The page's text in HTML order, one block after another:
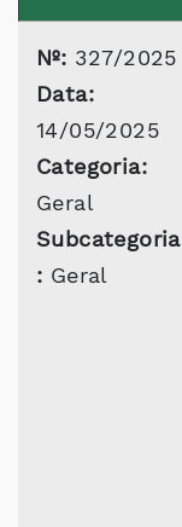
Nº: 327/2025
Data:
14/05/2025
Categoria:
Geral
Subcategoria
: Geral